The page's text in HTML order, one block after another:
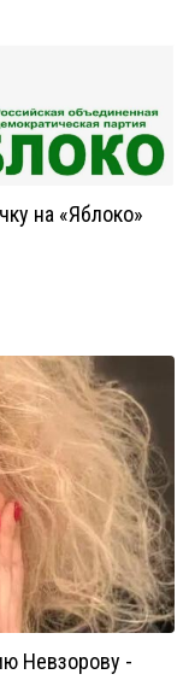
на «Яблоко»
Невзорову -